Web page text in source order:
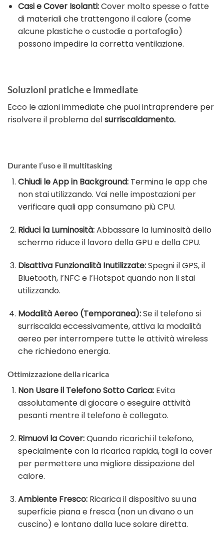
Casi e Cover Isolanti:Cover molto spesse o fatte
di materiali che trattengono il calore (come
alcune plastiche o custodie a portafoglio)
possono impedire la corretta ventilazione.
Soluzioni pratiche e immediate
Ecco le azioni immediate che puoi intraprendere per
risolvere il problema delsurriscaldamento.
Durante l’uso e il multitasking
Chiudi le App in Background:Termina le app che
non stai utilizzando. Vai nelle impostazioni per
verificare quali app consumano più CPU.
Riduci la Luminosità:Abbassare la luminosità dello
schermo riduce il lavoro della GPU e della CPU.
Disattiva Funzionalità Inutilizzate:Spegni il GPS, il
Bluetooth, l’NFC e l’Hotspot quando non li stai
utilizzando.
Modalità Aereo (Temporanea):Se il telefono si
surriscalda eccessivamente, attiva la modalità
aereo per interrompere tutte le attività wireless
che richiedono energia.
Ottimizzazione della ricarica
Non Usare il Telefono Sotto Carica:Evita
assolutamente di giocare o eseguire attività
pesanti mentre il telefono è collegato.
Rimuovi la Cover:Quando ricarichi il telefono,
specialmente con la ricarica rapida, togli la cover
per permettere una migliore dissipazione del
calore.
Ambiente Fresco:Ricarica il dispositivo su una
superficie piana e fresca (non un divano o un
cuscino) e lontano dalla luce solare diretta.